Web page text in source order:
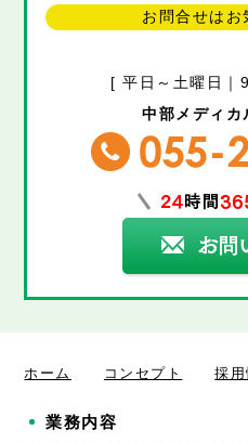
お問合せはお
[ 平日～土曜日
中部メディカ
ホーム コンセプト 採用
業務内容